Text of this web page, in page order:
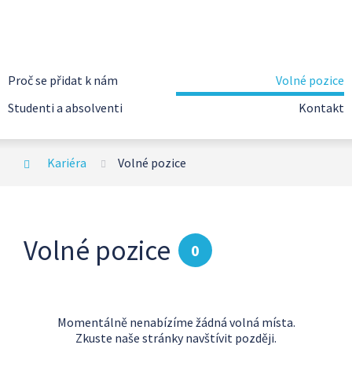
Proč se přidat k nám
Volné pozice
Studenti a absolventi
Kontakt
Kariéra Volné pozice
Volné pozice 0
Momentálně nenabízíme žádná volná místa.
Zkuste naše stránky navštívit později.